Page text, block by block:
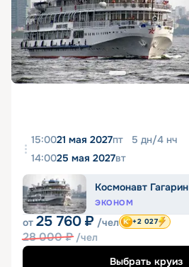
15:0021 мая 2027пт 5 дн/4 нч
14:0025 мая 2027вт
Космонавт Гагарин
ЭКОНОМ
от 25 760 ₽ /чел
28 000₽ /чел
+2 027
Выбрать круиз